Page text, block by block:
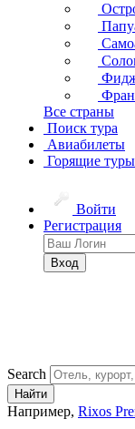
Все страны
Поиск тура
Авиабилеты
Горящие туры
Войти
Регистрация
Вход
Search
Найти
Например, Rixos